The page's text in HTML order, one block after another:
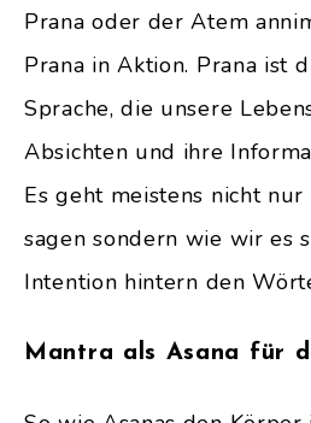
Prana oder der Atem
Prana in Aktion. Prana ist
Sprache, die unsere
Absichten und ihre
Es geht meistens nicht
sagen sondern wie wir es
Intention hintern den
Mantra als Asana für